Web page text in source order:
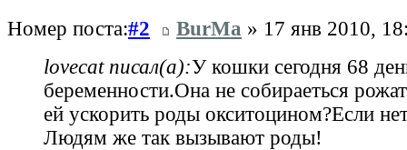
Номер поста:#2 BurMa » 17 янв 2010,
lovecat писал(а):У кошки сегодня 68
беременности.Она не собираеться
ей ускорить роды окситоцином?Если
Людям же так вызывают роды!